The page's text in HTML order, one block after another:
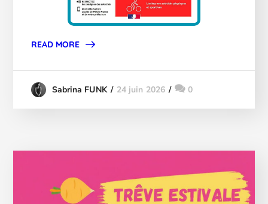
READ MORE
Sabrina FUNK 24 juin 2026 0